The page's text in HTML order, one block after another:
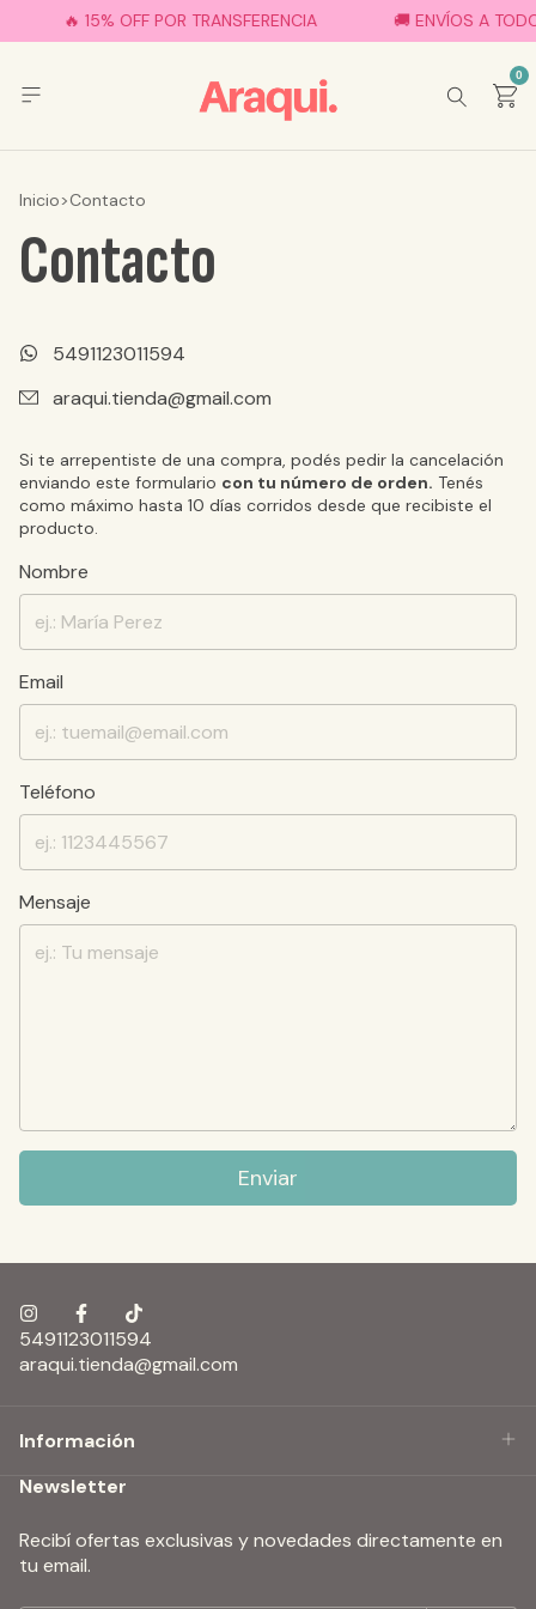
🔥 15% OFF POR TRANSFERENCIA 🚚 ENVÍOS A
0
Inicio>Contacto
Contacto
5491123011594
araqui.tienda@gmail.com
Si te arrepentiste de una compra, podés pedir la cancelación
enviando este formulario con tu número de orden. Tenés
como máximo hasta 10 días corridos desde que recibiste el
producto.
Nombre
Email
Teléfono
Mensaje
Enviar
5491123011594
araqui.tienda@gmail.com
Información
Newsletter
Recibí ofertas exclusivas y novedades directamente en
tu email.